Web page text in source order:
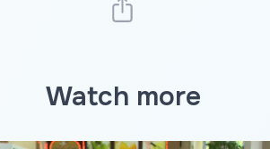
Watch more